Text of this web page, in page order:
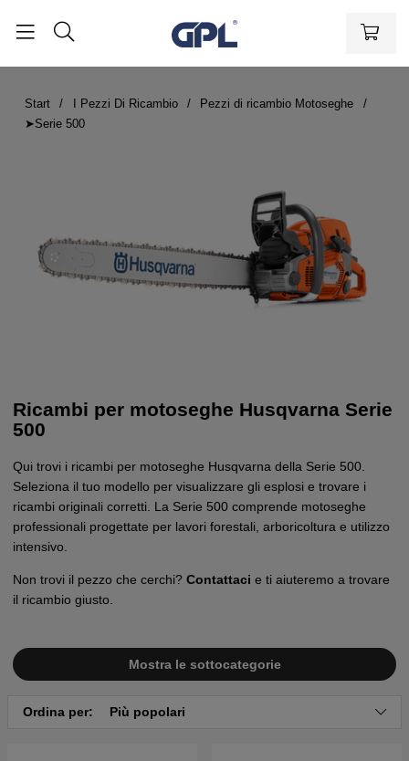
Start I Pezzi Di Ricambio
Pezzi di ricambio Motoseghe
➤Serie 500
Ricambi per motoseghe Husqvarna Serie
500
Qui trovi i ricambi per motoseghe Husqvarna della Serie 500.
Seleziona il tuo modello per visualizzare gli esplosi e trovare i
ricambi originali corretti. La Serie 500 comprende motoseghe
professionali progettate per lavori forestali, arboricoltura e utilizzo
intensivo.
Non trovi il pezzo che cerchi? Contattaci e ti aiuteremo a trovare
il ricambio giusto.
Mostra le sottocategorie
Ordina per: Più popolari